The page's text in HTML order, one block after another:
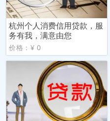
杭州个人消费信用贷款，服
务有我，满意由您
价格：¥ 0